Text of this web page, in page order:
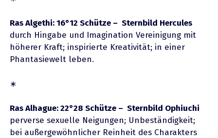
Ras Algethi: 16°12 Schütze – Sternbild Hercules
durch Hingabe und Imagination Vereinigung mit
höherer Kraft; inspirierte Kreativität; in einer
Phantasiewelt leben.
∗
Ras Alhague: 22°28 Schütze – Sternbild Ophiuchi
perverse sexuelle Neigungen; Unbeständigkeit;
bei außergewöhnlicher Reinheit des Charakters